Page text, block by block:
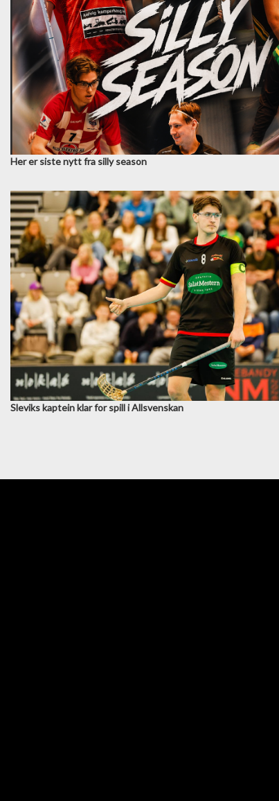
Her er siste nytt fra silly season
Sleviks kaptein klar for spill i Allsvenskan